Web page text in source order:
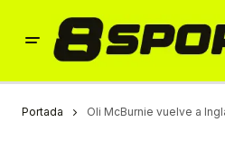
Portada Oli McBurnie vuelve a